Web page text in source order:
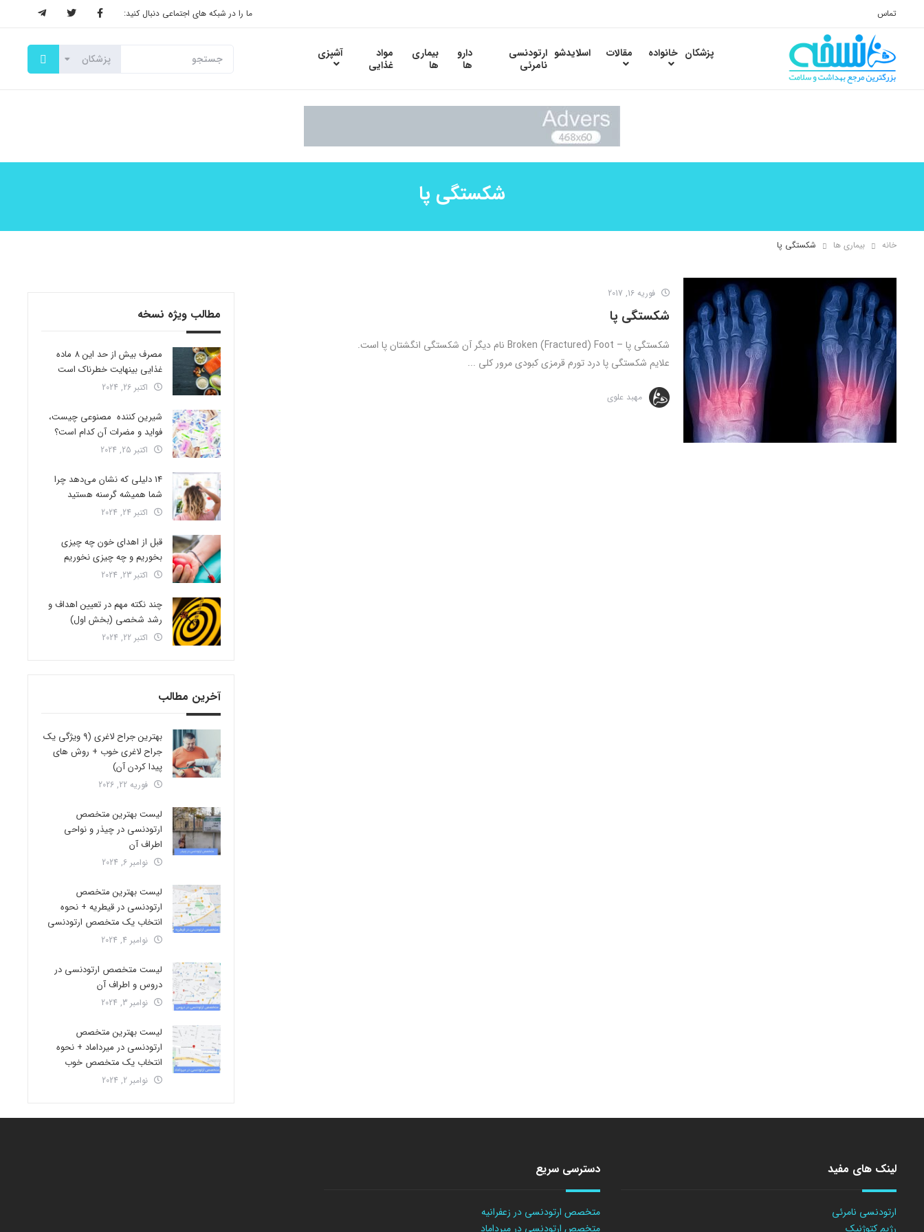
تماس ما را در شبکه های اجتماعی دنبال کنید:
پزشکان خانواده مقالات اسلایدشو ارتودنسی
نامرئی
دارو
ها
بیماری
ها
مواد
غذایی
آشپزی
شکستگی پا
خانه بیماری ها شکستگی پا
فوریه 16, 2017
شکستگی پا
شکستگی پا – Broken (Fractured) Foot نام دیگر آن شکستگی انگشتان پا است.
علایم شکستگی پا درد تورم قرمزی کبودی مرور کلی ...
مهبد علوی
مطالب ویژه نسخه
مصرف بیش از حد این 8 ماده
غذایی بینهایت خطرناک است
اکتبر 26, 2024
شیرین کننده مصنوعی چیست،
فواید و مضرات آن کدام است؟
اکتبر 25, 2024
14 دلیلی که نشان می‌دهد چرا
شما همیشه گرسنه هستید
اکتبر 24, 2024
قبل از اهدای خون چه چیزی
بخوریم و چه چیزی نخوریم
اکتبر 23, 2024
چند نکته مهم در تعیین اهداف و
رشد شخصی (بخش اول)
اکتبر 22, 2024
آخرین مطالب
بهترین جراح لاغری (9 ویژگی یک
جراح لاغری خوب + روش های
پیدا کردن آن)
فوریه 22, 2026
لیست بهترین متخصص
ارتودنسی در چیذر و نواحی
اطراف آن
نوامبر 6, 2024
لیست بهترین متخصص
ارتودنسی در قیطریه + نحوه
انتخاب یک متخصص ارتودنسی
نوامبر 4, 2024
لیست متخصص ارتودنسی در
دروس و اطراف آن
نوامبر 3, 2024
لیست بهترین متخصص
ارتودنسی در میرداماد + نحوه
انتخاب یک متخصص خوب
نوامبر 2, 2024
لینک های مفید
ارتودنسی نامرئی
رژیم کتوژنیک
دسترسی سریع
متخصص ارتودنسی در زعفرانیه
متخصص ارتودنسی در میرداماد